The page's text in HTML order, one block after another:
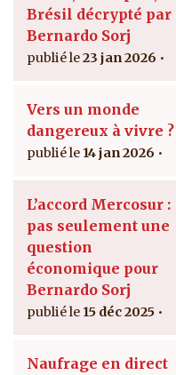
Brésil décrypté par
Bernardo Sorj
23 jan 2026
Vers un monde
dangereux à vivre ?
14 jan 2026
L’accord Mercosur :
pas seulement une
question
économique pour
Bernardo Sorj
15 déc 2025
Naufrage en direct